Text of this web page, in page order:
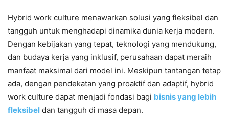
Hybrid work culture menawarkan solusi yang fleksibel dan
tangguh untuk menghadapi dinamika dunia kerja modern.
Dengan kebijakan yang tepat, teknologi yang mendukung,
dan budaya kerja yang inklusif, perusahaan dapat meraih
manfaat maksimal dari model ini. Meskipun tantangan tetap
ada, dengan pendekatan yang proaktif dan adaptif, hybrid
work culture dapat menjadi fondasi bagi bisnis yang lebih
fleksibel dan tangguh di masa depan.